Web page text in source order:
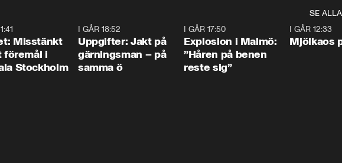
SE ALLA
Misstänkt
föremål i
Stockholm
I GÅR 18:52
Uppgifter: Jakt på
gärningsman – på
samma ö
I GÅR 17:50
Explosion i Malmö:
”Håren på benen
reste sig”
I GÅR 12:33
Mjölkaos